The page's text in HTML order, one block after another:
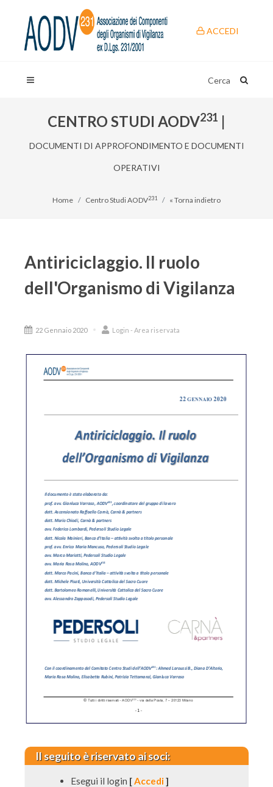
ACCEDI
Cerca
CENTRO STUDI AODV231 |
DOCUMENTI DI APPROFONDIMENTO E DOCUMENTI
OPERATIVI
Home Centro Studi AODV231 « Torna indietro
Antiriciclaggio. Il ruolo
dell'Organismo di Vigilanza
22 Gennaio 2020 Login - Area riservata
Il seguito è riservato ai soci:
Esegui il login [Accedi]